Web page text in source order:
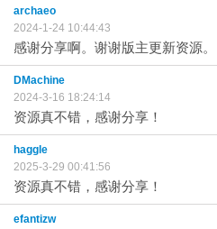
archaeo
2024-1-24 10:44:43
感谢分享啊。谢谢版主更新资源。
DMachine
2024-3-16 18:24:14
资源真不错，感谢分享！
haggle
2025-3-29 00:41:56
资源真不错，感谢分享！
efantizw